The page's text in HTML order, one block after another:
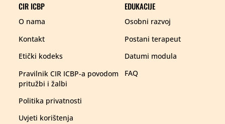
CIR ICBP
O nama
Kontakt
Etički kodeks
Pravilnik CIR ICBP-a povodom
pritužbi i žalbi
Politika privatnosti
Uvjeti korištenja
EDUKACIJE
Osobni razvoj
Postani terapeut
Datumi modula
FAQ